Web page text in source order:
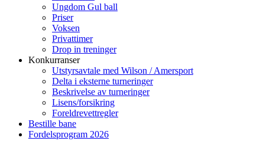
Ungdom Gul ball
Priser
Voksen
Privattimer
Drop in treninger
Konkurranser
Utstyrsavtale med Wilson / Amersport
Delta i eksterne turneringer
Beskrivelse av turneringer
Lisens/forsikring
Foreldrevettregler
Bestille bane
Fordelsprogram 2026